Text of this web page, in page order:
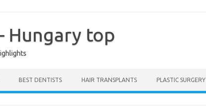
Hungary top
BEST DENTISTS HAIR TRANSPLANTS PLASTIC SURGERY